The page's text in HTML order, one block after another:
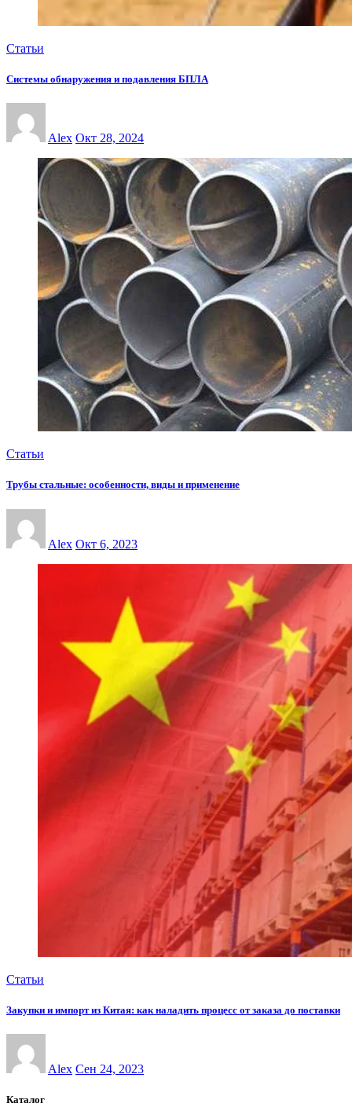
Статьи
Системы обнаружения и подавления БПЛА
Alex Окт 28, 2024
Статьи
Трубы стальные: особенности, виды и применение
Alex Окт 6, 2023
Статьи
Закупки и импорт из Китая: как наладить процесс от заказа до поставки
Alex Сен 24, 2023
Каталог